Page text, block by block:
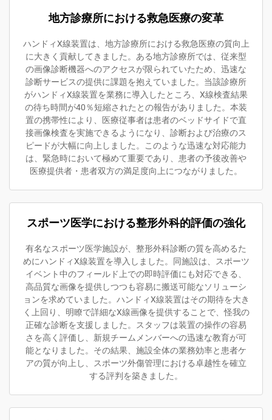
地方診療所における救急医療の変革
ハンドィX線装置は、地方診療所における救急医療の質向上
に大きく貢献してきました。ある地方診療所では、従来型
の画像診断機器へのアクセスが限られていたため、迅速な
診断サービスの提供に課題を抱えていました。当該診療所
がハンドィX線装置を業務に導入したところ、X線検査結果
の待ち時間が40％短縮されたとの報告がありました。本装
置の携帯性により、医療従事者は患者のベッドサイドで直
接画像検査を実施できるようになり、診断および治療のス
ピードが大幅に向上しました。このような迅速な対応能力
は、緊急時において極めて重要であり、患者の予後改善や
医療提供者・患者双方の満足度向上につながりました。
スポーツ医学における整形外科的評価の強化
有名なスポーツ医学施設が、整形外科診断の質を高めるた
めにハンドィX線装置を導入しました。同施設は、スポーツ
イベント中のフィールド上での即時評価にも対応できる、
高品質な画像を提供しつつも容易に搬送可能なソリューシ
ョンを求めていました。ハンドィX線装置はその期待を大き
く上回り、明瞭で詳細なX線画像を提供することで、怪我の
正確な診断を支援しました。スタッフは装置の操作の容易
さを高く評価し、新規チームメンバーへの迅速な教育が可
能となりました。その結果、施設全体の業務効率と患者ケ
アの質が向上し、スポーツ外傷管理における卓越性を確立
する評判を築きました。